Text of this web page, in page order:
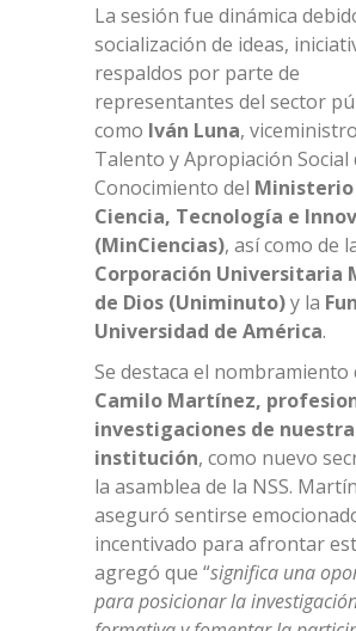
La sesión fue dinámica
socialización de ideas,
respaldos por parte de
representantes del sector
como Iván Luna,
Talento y Apropiación Social
Conocimiento del Ministerio
Ciencia, Tecnología e
(MinCiencias), así como de
Corporación Universitaria
de Dios (Uniminuto)y la
Universidad de América.
Se destaca el nombramiento
Camilo Martínez,
investigaciones de nuestra
institución, como nuevo
la asamblea de la NSS.
aseguró sentirse
incentivado para afrontar
agregó que “significa una
para posicionar la